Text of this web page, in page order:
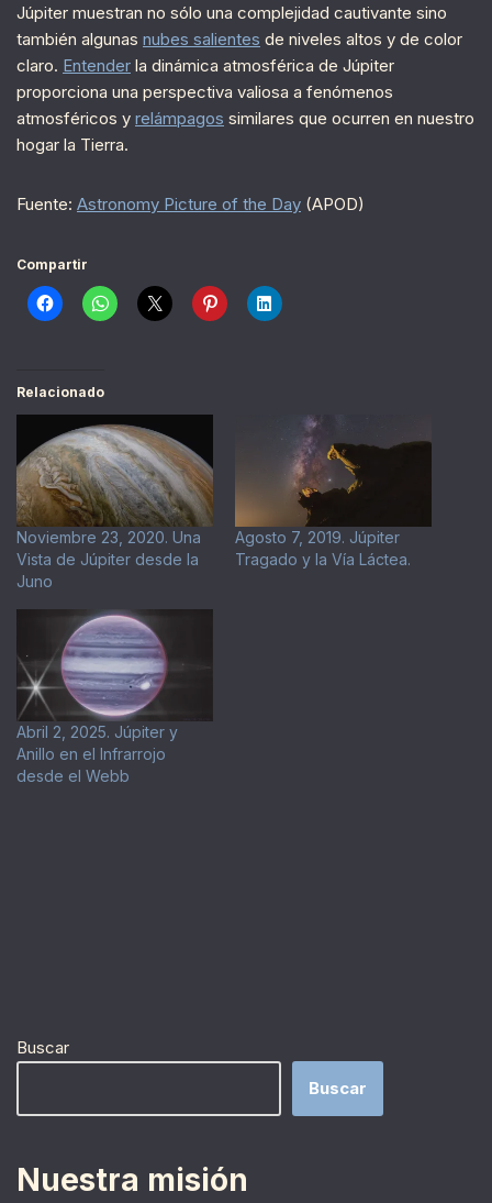
Júpiter muestran no sólo una complejidad cautivante sino
también algunas nubes salientes de niveles altos y de color
claro. Entender la dinámica atmosférica de Júpiter
proporciona una perspectiva valiosa a fenómenos
atmosféricos y relámpagos similares que ocurren en nuestro
hogar la Tierra.
Fuente: Astronomy Picture of the Day (APOD)
Compartir
Relacionado
Noviembre 23, 2020. Una
Vista de Júpiter desde la
Juno
Agosto 7, 2019. Júpiter
Tragado y la Vía Láctea.
Abril 2, 2025. Júpiter y
Anillo en el Infrarrojo
desde el Webb
Buscar
Buscar
Nuestra misión